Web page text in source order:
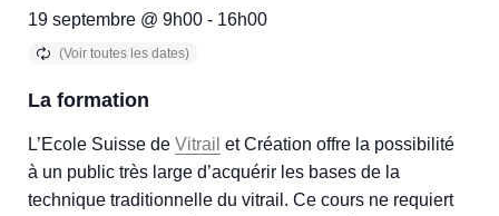
19 septembre @ 9h00 - 16h00
La formation
L’Ecole Suisse de Vitrail et Création offre la possibilité
à un public très large d’acquérir les bases de la
technique traditionnelle du vitrail. Ce cours ne requiert